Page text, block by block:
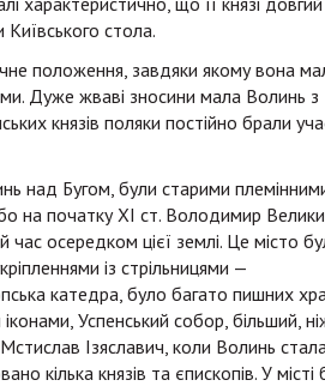
стола.
положення, завдяки якому вона
Дуже жваві зносини мала Волинь з
князів поляки постійно брали
над Бугом, були старими
на початку XI ст. Володимир
осередком цієї землі. Це місто
із стрільницями —
катедра, було багато пишних
Успенський собор, більший,
Ізяславич, коли Волинь
кілька князів та єпископів. У місті